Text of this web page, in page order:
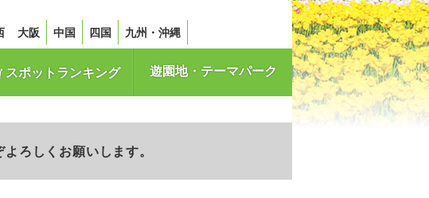
大阪 中国 四国 九州・沖縄
スポットランキング 遊園地・テーマパーク
ろしくお願いします。